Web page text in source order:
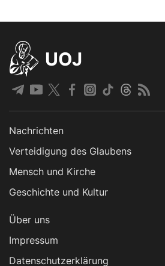
UOJ
Nachrichten
Verteidigung des Glaubens
Mensch und Kirche
Geschichte und Kultur
Über uns
Impressum
Datenschutzerklärung